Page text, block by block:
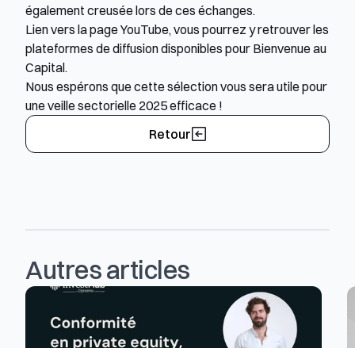
également creusée lors de ces échanges.
Lien vers la page YouTube, vous pourrez y retrouver les
plateformes de diffusion disponibles pour Bienvenue au
Capital.
Nous espérons que cette sélection vous sera utile pour
une veille sectorielle 2025 efficace !
Retour
Autres articles